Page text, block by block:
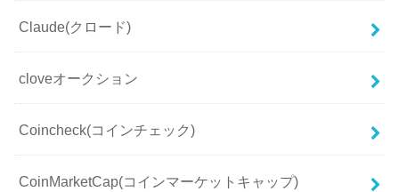
Claude(クロード)
cloveオークション
Coincheck(コインチェック)
CoinMarketCap(コインマーケットキャップ)